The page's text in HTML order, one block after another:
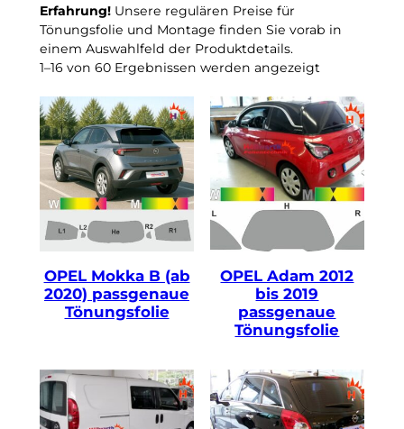
e
e
i
e
K
a
e
g
o
e
Erfahrung!Unsere regulären Preise für
Tönungsfolie und Montage finden Sie vorab in
einem Auswahlfeld der Produktdetails.
1–16 von 60 Ergebnissen werden angezeigt
OPEL Mokka B (ab
2020) passgenaue
Tönungsfolie
OPEL Adam 2012
bis 2019
passgenaue
Tönungsfolie